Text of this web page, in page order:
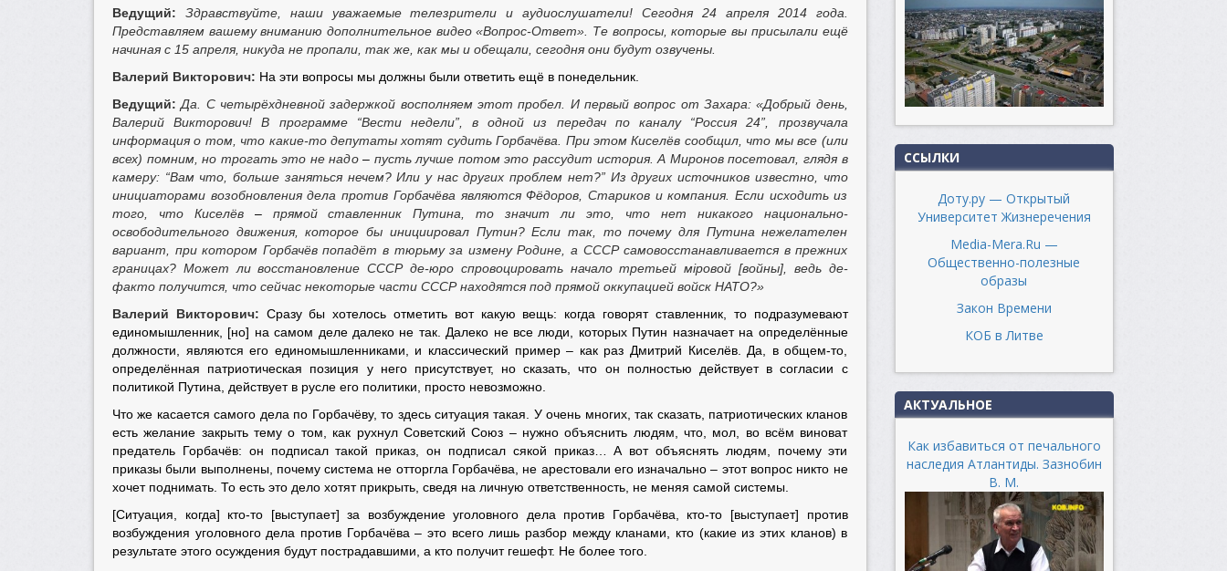
Ведущий:
Здравствуйте, наши уважаемые телезрители и аудиослушатели! Сегодня 24 апреля 2014 года.
Представляем вашему вниманию дополнительное видео «Вопрос-Ответ». Те вопросы, которые вы присылали ещё
начиная с 15 апреля, никуда не пропали, так же, как мы и обещали, сегодня они будут озвучены.
Валерий Викторович: На эти вопросы мы должны были ответить ещё в понедельник.
Ведущий: Да. С четырёхдневной задержкой восполняем этот пробел. И первый вопрос от Захара: «Добрый день,
Валерий Викторович! В программе “Вести недели”, в одной из передач по каналу “Россия 24”, прозвучала
информация о том, что какие-то депутаты хотят судить Горбачёва. При этом Киселёв сообщил, что мы все (или
всех) помним, но трогать это не надо– пусть лучше потом это рассудит история. А Миронов посетовал, глядя в
камеру: “Вам что, больше заняться нечем? Или у нас других проблем нет?” Из других источников известно, что
инициаторами возобновления дела против Горбачёва являются Фёдоров, Стариков и компания. Если исходить из
того, что Киселёв – прямой ставленник Путина, то значит ли это, что нет никакого национально-
освободительного движения, которое бы инициировал Путин? Если так, то почему для Путина нежелателен
вариант, при котором Горбачёв попадёт в тюрьму за измену Родине, а СССР самовосстанавливается в прежних
границах? Может ли восстановление СССР де-юро спровоцировать начало третьей мiровой [войны], ведь де-
факто получится, что сейчас некоторые части СССР находятся под прямой оккупацией войск НАТО?»
Валерий Викторович: Сразу бы хотелось отметить вот какую вещь: когда говорят ставленник, то подразумевают
единомышленник, [но] на самом деле далеко не так. Далеко не все люди, которых Путин назначает на определённые
должности, являются его единомышленниками, и классический пример – как раз Дмитрий Киселёв. Да, в общем-то,
определённая патриотическая позиция у него присутствует, но сказать, что он полностью действует в согласии с
политикой Путина, действует в русле его политики, просто невозможно.
Что же касается самого дела по Горбачёву, то здесь ситуация такая. У очень многих, так сказать, патриотических кланов
есть желание закрыть тему о том, как рухнул Советский Союз – нужно объяснить людям, что, мол, во всём виноват
предатель Горбачёв: он подписал такой приказ, он подписал сякой приказ… А вот объяснять людям, почему эти
приказы были выполнены, почему система не отторгла Горбачёва, не арестовали его изначально – этот вопрос никто не
хочет поднимать. То есть это дело хотят прикрыть, сведя на личную ответственность, не меняя самой системы.
[Ситуация, когда] кто-то [выступает] за возбуждение уголовного дела против Горбачёва, кто-то [выступает] против
возбуждения уголовного дела против Горбачёва – это всего лишь разбор между кланами, кто (какие из этих кланов) в
результате этого осуждения будут пострадавшими, а кто получит гешефт. Не более того.
ССЫЛКИ
Доту.ру — Открытый
Университет Жизнеречения
Media-Mera.Ru —
Общественно-полезные
образы
Закон Времени
КОБ в Литве
АКТУАЛЬНОЕ
Как избавиться от печального
наследия Атлантиды. Зазнобин
В. М.